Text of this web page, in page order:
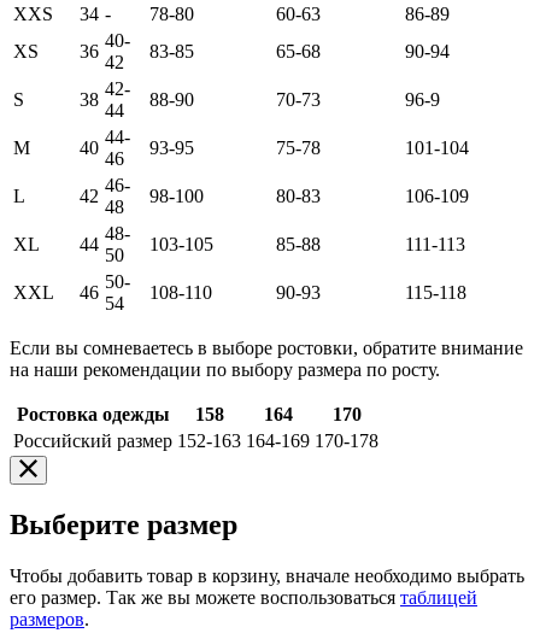
XXS
34 - 78-80 60-63
86-89
XS
36
40-
42
83-85 65-68 90-94
S 38
42-
44
88-90 70-73 96-9
M 40
44-
46
93-95 75-78 101-104
L 42
46-
48
98-100 80-83 106-109
XL 44
48-
50
103-105 85-88 111-113
XXL 46
50-
54
108-110 90-93 115-118
Если вы сомневаетесь в выборе ростовки, обратите внимание
на наши рекомендации по выбору размера по росту.
Ростовка одежды 158 164
170
Российский размер 152-163 164-169 170-178
Выберите размер
Чтобы добавить товар в корзину, вначале необходимо выбрать
его размер. Так же вы можете воспользоваться таблицей
размеров.